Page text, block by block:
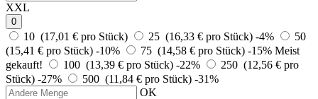
XXL
0
10 (17,01 € pro Stück) 25 (16,33 € pro Stück) -4%
50
(15,41 € pro Stück) -10% 75 (14,58 € pro Stück) -15% Meist
gekauft!
100 (13,39 € pro Stück) -22%
250 (12,56 € pro
Stück) -27% 500 (11,84 € pro Stück) -31%
OK